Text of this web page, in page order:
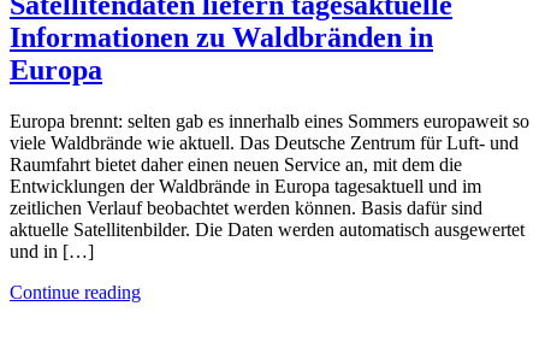
Informationen zu Waldbränden in
Europa
Europa brennt: selten gab es innerhalb eines Sommers europaweit so
viele Waldbrände wie aktuell. Das Deutsche Zentrum für Luft- und
Raumfahrt bietet daher einen neuen Service an, mit dem die
Entwicklungen der Waldbrände in Europa tagesaktuell und im
zeitlichen Verlauf beobachtet werden können. Basis dafür sind
aktuelle Satellitenbilder. Die Daten werden automatisch ausgewertet
und in […]
Continue reading